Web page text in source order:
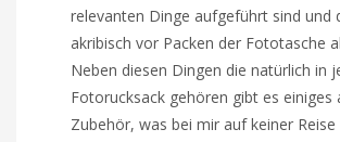
relevanten Dinge aufgeführt sind und
akribisch vor Packen der Fototasche
Neben diesen Dingen die natürlich in
Fotorucksack gehören gibt es einiges
Zubehör, was bei mir auf keiner Reise